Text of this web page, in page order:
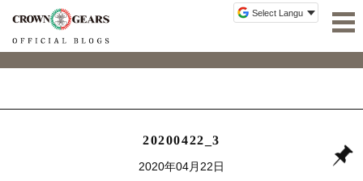
20200422_3
2020年04月22日